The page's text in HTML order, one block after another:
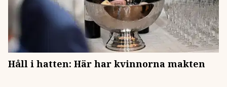
Håll i hatten: Här har kvinnorna makten